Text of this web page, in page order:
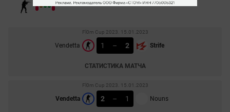
Fl0m Cup 2023. 15.01.2023
Vendetta 1 – 2 Strife
СТАТИСТИКА МАТЧА
Fl0m Cup 2023. 15.01.2023
Vendetta 2 – 1 Nouns